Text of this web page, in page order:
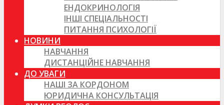
ЕНДОКРИНОЛОГІЯ
ІНШІ СПЕЦІАЛЬНОСТІ
ПИТАННЯ ПСИХОЛОГІЇ
НОВИНИ
НАВЧАННЯ
ДИСТАНЦІЙНЕ НАВЧАННЯ
ДО УВАГИ
НАШІ ЗА КОРДОНОМ
ЮРИДИЧНА КОНСУЛЬТАЦІЯ